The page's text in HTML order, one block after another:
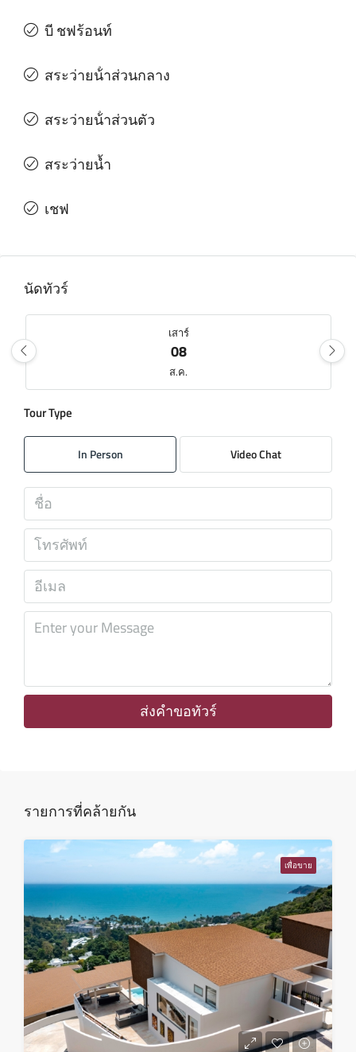
บี ชฟร้อนท์
สระว่ายน้ําส่วนกลาง
สระว่ายน้ําส่วนตัว
สระว่ายน้ำ
เชฟ
นัดทัวร์
เสาร์
08
ส.ค.
09
10
11
12
ส.ค.
14
เสาร์
15
ส.ค.
อาทิตย์
16
ส.ค.
Tour Type
In Person Video Chat
ส่งคำขอทัวร์
รายการที่คล้ายกัน
เพื่อขาย